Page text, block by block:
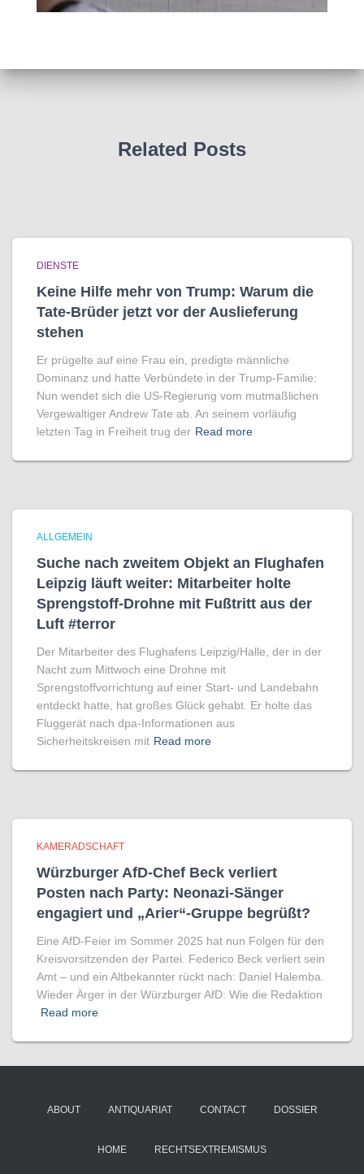
Related Posts
DIENSTE
Keine Hilfe mehr von Trump: Warum die
Tate-Brüder jetzt vor der Auslieferung
stehen
Er prügelte auf eine Frau ein, predigte männliche
Dominanz und hatte Verbündete in der Trump-Familie:
Nun wendet sich die US-Regierung vom mutmaßlichen
Vergewaltiger Andrew Tate ab. An seinem vorläufig
letzten Tag in Freiheit trug der Read more
ALLGEMEIN
Suche nach zweitem Objekt an Flughafen
Leipzig läuft weiter: Mitarbeiter holte
Sprengstoff-Drohne mit Fußtritt aus der
Luft #terror
Der Mitarbeiter des Flughafens Leipzig/Halle, der in der
Nacht zum Mittwoch eine Drohne mit
Sprengstoffvorrichtung auf einer Start- und Landebahn
entdeckt hatte, hat großes Glück gehabt. Er holte das
Fluggerät nach dpa-Informationen aus
Sicherheitskreisen mit Read more
KAMERADSCHAFT
Würzburger AfD-Chef Beck verliert
Posten nach Party: Neonazi-Sänger
engagiert und „Arier“-Gruppe begrüßt?
Eine AfD-Feier im Sommer 2025 hat nun Folgen für den
Kreisvorsitzenden der Partei. Federico Beck verliert sein
Amt – und ein Altbekannter rückt nach: Daniel Halemba.
Wieder Ärger in der Würzburger AfD: Wie die Redaktion
Read more
ABOUT ANTIQUARIAT CONTACT DOSSIER
HOME RECHTSEXTREMISMUS